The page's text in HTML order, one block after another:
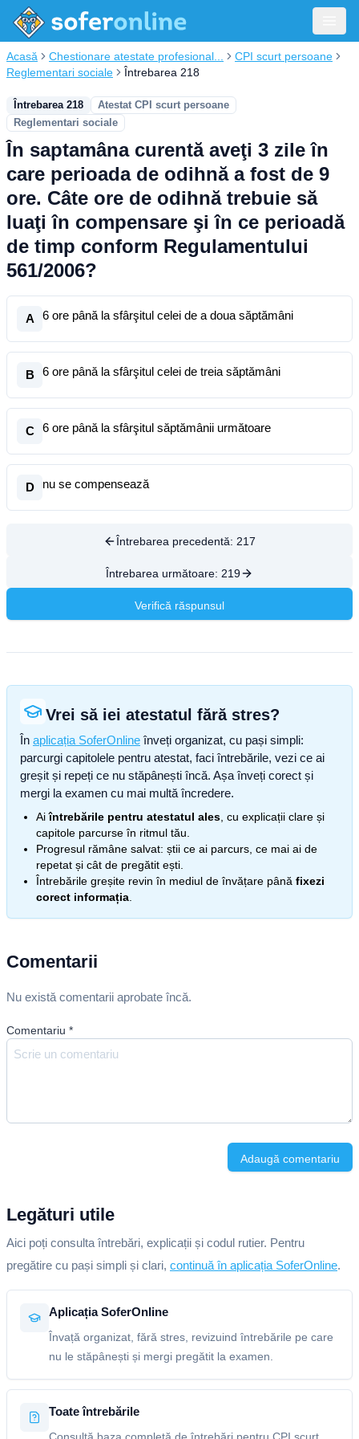
Acasă Chestionare atestate profesional...
CPI scurt persoane
Reglementari sociale
Întrebarea 218
Întrebarea 218
Atestat CPI scurt persoane
Reglementari sociale
În saptamâna curentă aveţi 3 zile în
care perioada de odihnă a fost de 9
ore. Câte ore de odihnă trebuie să
luaţi în compensare şi în ce perioadă
de timp conform Regulamentului
561/2006?
A 6 ore până la sfârşitul celei de a doua săptămâni
B 6 ore până la sfârşitul celei de treia săptămâni
C 6 ore până la sfârşitul săptămânii următoare
D nu se compensează
Întrebarea precedentă: 217
Întrebarea următoare: 219
Verifică răspunsul
Vrei să iei atestatul fără stres?
În aplicația SoferOnline înveți organizat, cu pași simpli:
parcurgi capitolele pentru atestat, faci întrebările, vezi ce ai
greșit și repeți ce nu stăpânești încă. Așa înveți corect și
mergi la examen cu mai multă încredere.
Aiîntrebările pentru atestatul ales , cu explicații clare și
capitole parcurse în ritmul tău.
Progresul rămâne salvat: știi ce ai parcurs, ce mai ai de
repetat și cât de pregătit ești.
Întrebările greșite revin în mediul de învățare până fixezi
corect informația
Comentarii
Nu există comentarii aprobate încă.
Comentariu *
Adaugă comentariu
Legături utile
Aici poți consulta întrebări, explicații și codul rutier. Pentru
pregătire cu pași simpli și clari, continuă în aplicația SoferOnline.
Aplicația SoferOnline
Învață organizat, fără stres, revizuind întrebările pe care
nu le stăpânești și mergi pregătit la examen.
Toate întrebările